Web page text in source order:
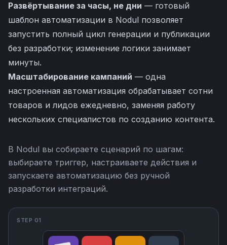
Развёртывание за часы, не дни — готовый
шаблон автоматизации в Nodul позволяет
запустить полный цикл генерации и публикации
без разработки; изменение логики занимает
минуты.
Масштабирование кампаний — одна
настроенная автоматизация обрабатывает сотни
товаров и лидов ежедневно, заменяя работу
нескольких специалистов по созданию контента.
В Nodul вы собираете сценарий по шагам:
выбираете триггер, настраиваете действия и
запускаете автоматизацию без ручной
разработки интеграций.
STEP 01